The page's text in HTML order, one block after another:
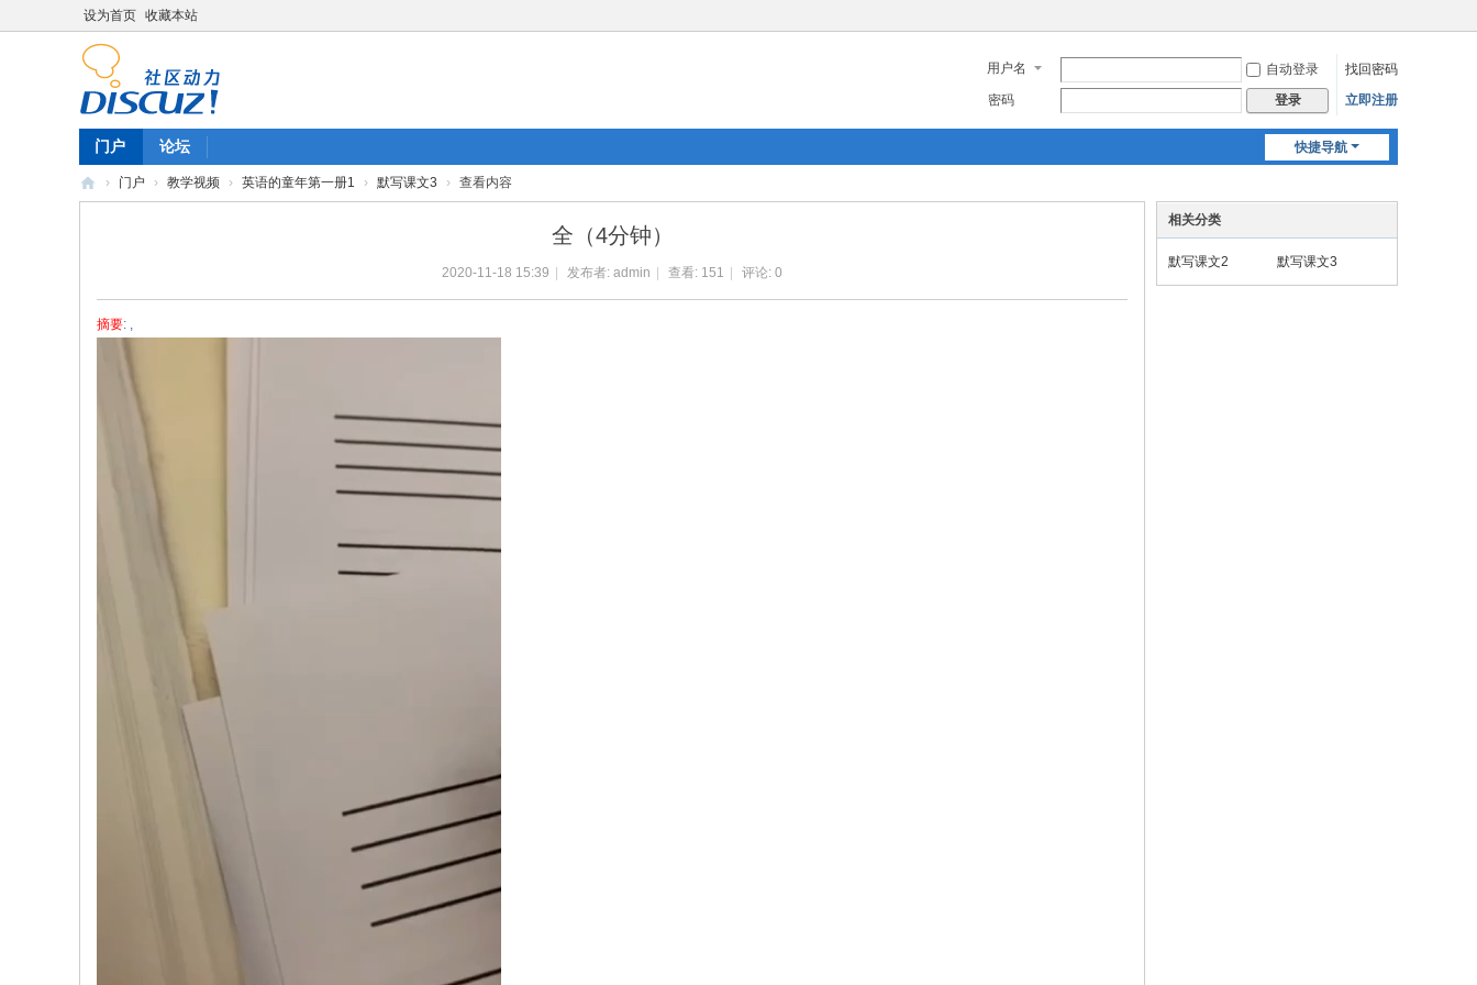
设为首页 收藏本站
用户名 自动登录
找回密码
密码
登录 立即注册
快捷导航
门户 论坛
› 门户 › 教学视频 › 英语的童年第一册1 › 默写课文3 › 查看内容
全（4分钟）
2020-11-18 15:39 发布者: admin 查看: 151 评论: 0
摘要: ,
相关分类
默写课文2 默写课文3